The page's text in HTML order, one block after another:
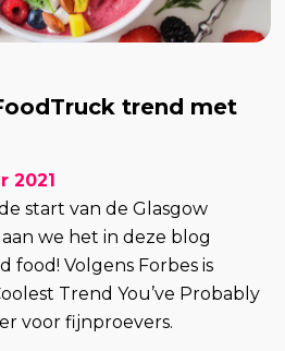
trend met
2021
start van de Glasgow
we het in deze blog
food! Volgens Forbes is
Trend You’ve Probably
voor fijnproevers.